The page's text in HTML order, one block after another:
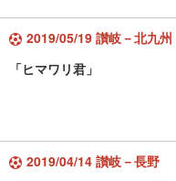
2019/05/19 讃岐－北九州
「ヒマワリ君」
2019/04/14 讃岐－長野